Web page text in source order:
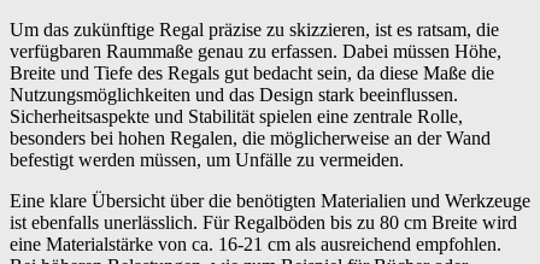
Um das zukünftige Regal präzise zu skizzieren, ist es ratsam, die
verfügbaren Raummaße genau zu erfassen. Dabei müssen Höhe,
Breite und Tiefe des Regals gut bedacht sein, da diese Maße die
Nutzungsmöglichkeiten und das Design stark beeinflussen.
Sicherheitsaspekte und Stabilität spielen eine zentrale Rolle,
besonders bei hohen Regalen, die möglicherweise an der Wand
befestigt werden müssen, um Unfälle zu vermeiden.
Eine klare Übersicht über die benötigten Materialien und Werkzeuge
ist ebenfalls unerlässlich. Für Regalböden bis zu 80 cm Breite wird
eine Materialstärke von ca. 16-21 cm als ausreichend empfohlen.